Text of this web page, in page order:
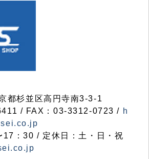
杉並区高円寺南3-3-1
/ FAX：03-3312-0723 / h
17：30 / 定休日：土・日・祝